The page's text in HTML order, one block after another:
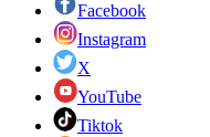
Facebook
Instagram
X
YouTube
Tiktok